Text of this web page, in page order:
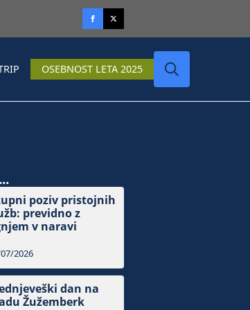
OSEBNOST LETA 2025
poziv pristojnih
previdno z
v naravi
2026
dan na
Žužemberk